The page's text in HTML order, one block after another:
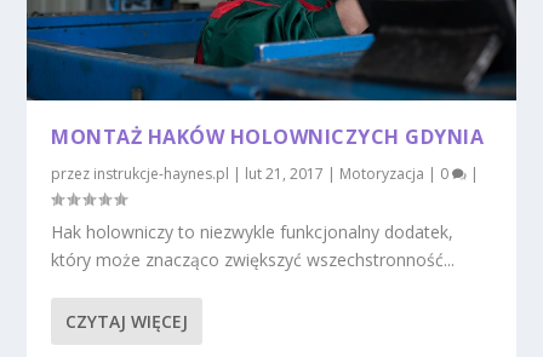
MONTAŻ HAKÓW HOLOWNICZYCH GDYNIA
przez instrukcje-haynes.pl | lut 21, 2017 | Motoryzacja | 0 |
Hak holowniczy to niezwykle funkcjonalny dodatek,
który może znacząco zwiększyć wszechstronność...
CZYTAJ WIĘCEJ